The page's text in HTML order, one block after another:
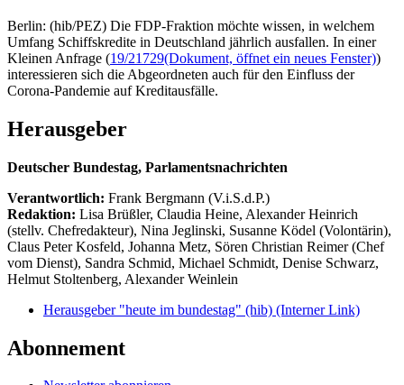
Berlin: (hib/PEZ) Die FDP-Fraktion möchte wissen, in welchem
Umfang Schiffskredite in Deutschland jährlich ausfallen. In einer
Kleinen Anfrage (19/21729(Dokument, öffnet ein neues Fenster))
interessieren sich die Abgeordneten auch für den Einfluss der
Corona-Pandemie auf Kreditausfälle.
Herausgeber
Deutscher Bundestag, Parlamentsnachrichten
Verantwortlich: Frank Bergmann (V.i.S.d.P.)
Redaktion: Lisa Brüßler, Claudia Heine, Alexander Heinrich
(stellv. Chefredakteur), Nina Jeglinski, Susanne Ködel (Volontärin),
Claus Peter Kosfeld, Johanna Metz, Sören Christian Reimer (Chef
vom Dienst), Sandra Schmid, Michael Schmidt, Denise Schwarz,
Helmut Stoltenberg, Alexander Weinlein
Herausgeber "heute im bundestag" (hib) (Interner Link)
Abonnement